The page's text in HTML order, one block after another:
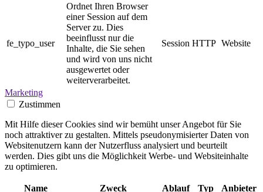
fe_typo_user
Ordnet Ihren Browser
einer Session auf dem
Server zu. Dies
beeinflusst nur die
Inhalte, die Sie sehen
und wird von uns nicht
ausgewertet oder
weiterverarbeitet.
Session HTTP Website
Marketing
Zustimmen
Mit Hilfe dieser Cookies sind wir bemüht unser Angebot für Sie
noch attraktiver zu gestalten. Mittels pseudonymisierter Daten von
Websitenutzern kann der Nutzerfluss analysiert und beurteilt
werden. Dies gibt uns die Möglichkeit Werbe- und Websiteinhalte
zu optimieren.
Name Zweck Ablauf Typ Anbieter